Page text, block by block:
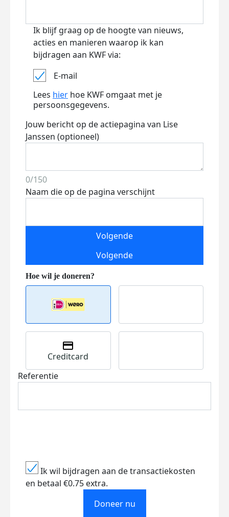
Ik blijf graag op de hoogte van nieuws,
acties en manieren waarop ik kan
bijdragen aan KWF via:
E-mail
Lees hier hoe KWF omgaat met je
persoonsgegevens.
Jouw bericht op de actiepagina van Lise
Janssen (optioneel)
0/150
Naam die op de pagina verschijnt
Volgende
Volgende
Creditcard
Referentie
Ik wil bijdragen aan de transactiekosten
en betaal €0.75 extra.
Doneer nu